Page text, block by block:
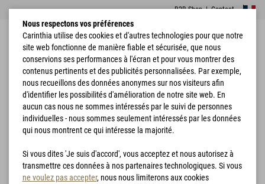
B2B Shop|Contact
Accueil Vêtements Goldeck Shorts
Nous respectons vos préférences
Carinthia utilise des cookies et d'autres technologies pour que notre
site web fonctionne de manière fiable et sécurisée, que nous
conservions ses performances à l'écran et pour vous montrer des
contenus pertinents et des publicités personnalisées. Par exemple,
nous recueillons des données anonymes sur nos visiteurs afin
d'identifier les possibilités d'amélioration de notre site web. En
aucun cas nous ne sommes intéressés par le suivi de personnes
individuelles - nous sommes seulement intéressés par les données
qui nous montrent ce qui intéresse la majorité.
Si vous dites 'Je suis d'accord', vous acceptez et nous autorisez à
transmettre ces données à nos partenaires technologiques. Si vous
ne voulez pas accepter, nous nous limiterons aux cookies